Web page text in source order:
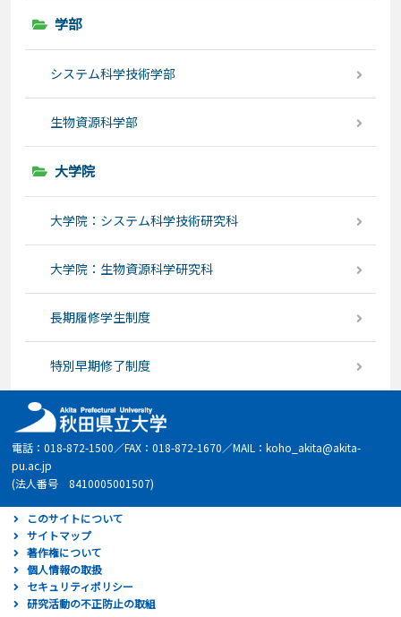
学部
システム科学技術学部
生物資源科学部
大学院
大学院：システム科学技術研究科
大学院：生物資源科学研究科
長期履修学生制度
特別早期修了制度
電話：018-872-1500／FAX：018-872-1670／MAIL：koho_akita@akita-
pu.ac.jp
(法人番号 8410005001507)
このサイトについて
サイトマップ
著作権について
個人情報の取扱
セキュリティポリシー
研究活動の不正防止の取組